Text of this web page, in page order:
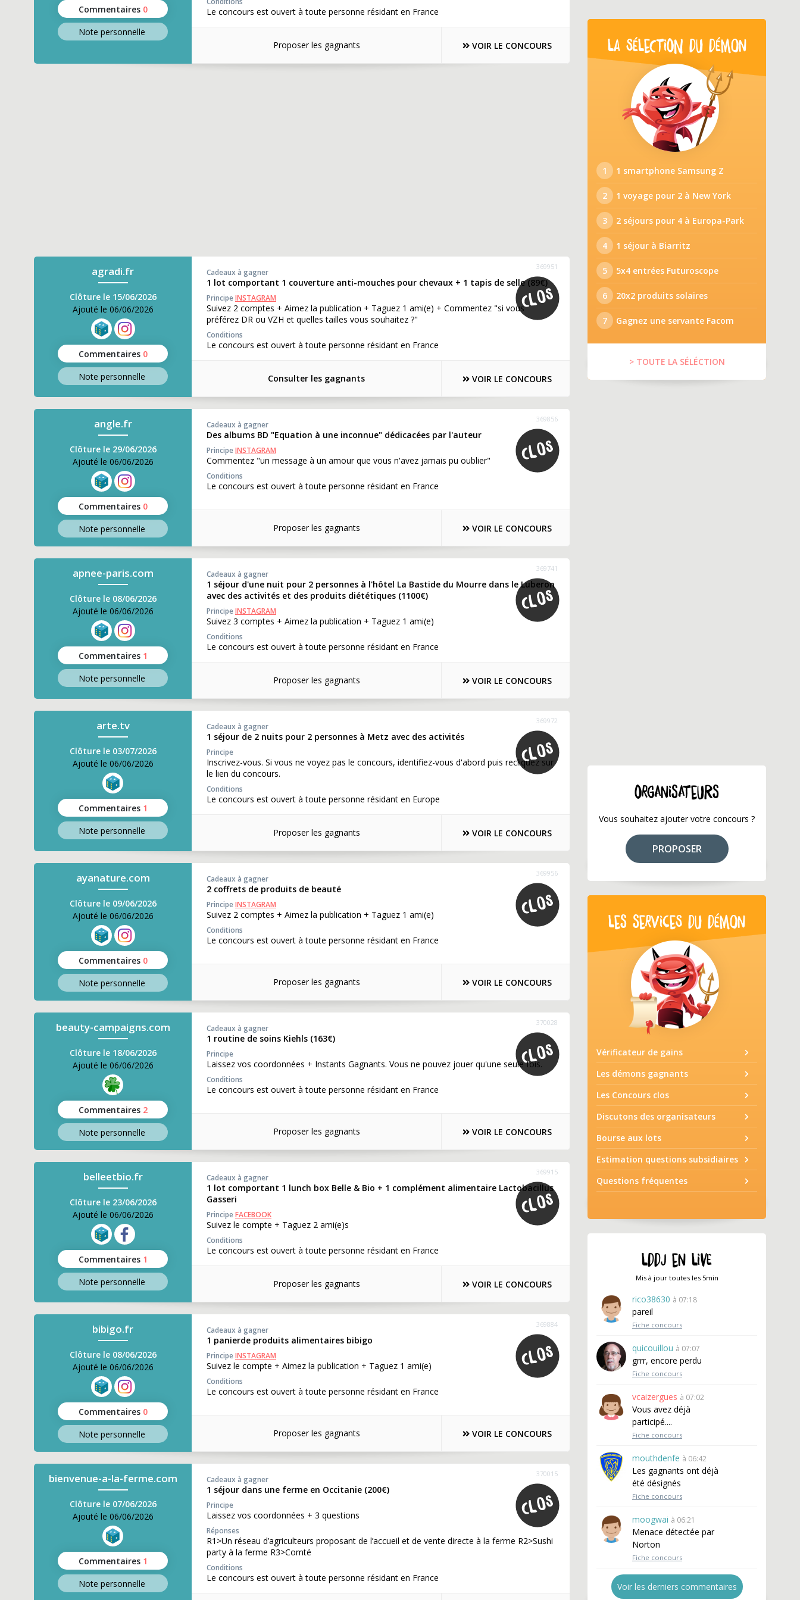
Commentaires 0
Note personnelle
Le concours est ouvert à toute personne résidant en France
Proposer les gagnants VOIR LE CONCOURS
agradi.fr
Clôture le 15/06/2026
Ajouté le 06/06/2026
Commentaires 0
Note personnelle
369951
Cadeaux à gagner
1 lot comportant 1 couverture anti-mouches pour chevaux + 1 tapis de selle (89€)
PrincipeINSTAGRAM
Suivez 2 comptes + Aimez la publication + Taguez 1 ami(e) + Commentez "si vous
préférez DR ou VZH et quelles tailles vous souhaitez ?"
Conditions
Le concours est ouvert à toute personne résidant en France
Consulter les gagnants VOIR LE CONCOURS
angle.fr
Clôture le 29/06/2026
Ajouté le 06/06/2026
Commentaires 0
Note personnelle
369856
Cadeaux à gagner
Des albums BD "Equation à une inconnue" dédicacées par l'auteur
PrincipeINSTAGRAM
Commentez "un message à un amour que vous n'avez jamais pu oublier"
Conditions
Le concours est ouvert à toute personne résidant en France
Proposer les gagnants VOIR LE CONCOURS
apnee-paris.com
Clôture le 08/06/2026
Ajouté le 06/06/2026
Commentaires 1
Note personnelle
369741
Cadeaux à gagner
1 séjour d'une nuit pour 2 personnes à l'hôtel La Bastide du Mourre dans le Luberon
avec des activités et des produits diététiques (1100€)
PrincipeINSTAGRAM
Suivez 3 comptes + Aimez la publication + Taguez 1 ami(e)
Conditions
Le concours est ouvert à toute personne résidant en France
Proposer les gagnants VOIR LE CONCOURS
arte.tv
Clôture le 03/07/2026
Ajouté le 06/06/2026
Commentaires 1
Note personnelle
369972
Cadeaux à gagner
1 séjour de 2 nuits pour 2 personnes à Metz avec des activités
Principe
Inscrivez-vous. Si vous ne voyez pas le concours, identifiez-vous d'abord puis recliquez sur
le lien du concours.
Conditions
Le concours est ouvert à toute personne résidant en Europe
Proposer les gagnants VOIR LE CONCOURS
ayanature.com
Clôture le 09/06/2026
Ajouté le 06/06/2026
Commentaires 0
Note personnelle
369956
Cadeaux à gagner
2 coffrets de produits de beauté
PrincipeINSTAGRAM
Suivez 2 comptes + Aimez la publication + Taguez 1 ami(e)
Conditions
Le concours est ouvert à toute personne résidant en France
Proposer les gagnants VOIR LE CONCOURS
beauty-campaigns.com
Clôture le 18/06/2026
Ajouté le 06/06/2026
Commentaires 2
Note personnelle
370028
Cadeaux à gagner
1 routine de soins Kiehls (163€)
Principe
Laissez vos coordonnées + Instants Gagnants. Vous ne pouvez jouer qu'une seule fois.
Conditions
Le concours est ouvert à toute personne résidant en France
Proposer les gagnants VOIR LE CONCOURS
belleetbio.fr
Clôture le 23/06/2026
Ajouté le 06/06/2026
Commentaires 1
Note personnelle
369915
Cadeaux à gagner
1 lot comportant 1 lunch box Belle & Bio + 1 complément alimentaire Lactobacillus
Gasseri
PrincipeFACEBOOK
Suivez le compte + Taguez 2 ami(e)s
Conditions
Le concours est ouvert à toute personne résidant en France
Proposer les gagnants VOIR LE CONCOURS
bibigo.fr
Clôture le 08/06/2026
Ajouté le 06/06/2026
Commentaires 0
Note personnelle
369884
Cadeaux à gagner
1 panierde produits alimentaires bibigo
PrincipeINSTAGRAM
Suivez le compte + Aimez la publication + Taguez 1 ami(e)
Conditions
Le concours est ouvert à toute personne résidant en France
Proposer les gagnants VOIR LE CONCOURS
bienvenue-a-la-ferme.com
Clôture le 07/06/2026
Ajouté le 06/06/2026
Commentaires 1
Note personnelle
370015
Cadeaux à gagner
1 séjour dans une ferme en Occitanie (200€)
Principe
Laissez vos coordonnées + 3 questions
Réponses
R1>Un réseau d’agriculteurs proposant de l’accueil et de vente directe à la ferme R2>Sushi
party à la ferme R3>Comté
Conditions
Le concours est ouvert à toute personne résidant en France
LA SÉLECTION DU DÉMON
1 1 smartphone Samsung Z
2 1 voyage pour 2 à New York
3 2 séjours pour 4 à Europa-Park
4 1 séjour à Biarritz
5 5x4 entrées Futuroscope
6 20x2 produits solaires
7 Gagnez une servante Facom
> TOUTE LA SÉLÉCTION
ORGANISATEURS
Vous souhaitez ajouter votre concours ?
PROPOSER
LES SERVICES DU DÉMON
Vérificateur de gains
Les démons gagnants
Les Concours clos
Discutons des organisateurs
Bourse aux lots
Estimation questions subsidiaires
Questions fréquentes
LDDJ EN LIVE
Mis à jour toutes les 5min
rico38630 à 07:18
pareil
Fiche concours
quicouillou à 07:07
grrr, encore perdu
Fiche concours
vcaizergues à 07:02
Vous avez déjà
participé....
Fiche concours
mouthdenfe à 06:42
Les gagnants ont déjà
été désignés
Fiche concours
moogwai à 06:21
Menace détectée par
Norton
Fiche concours
Voir les derniers commentaires